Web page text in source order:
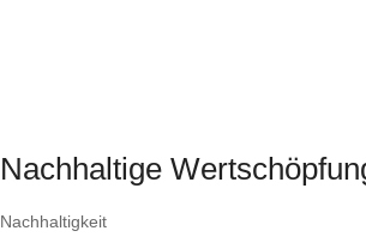
Nachhaltige
Nachhaltigkeit